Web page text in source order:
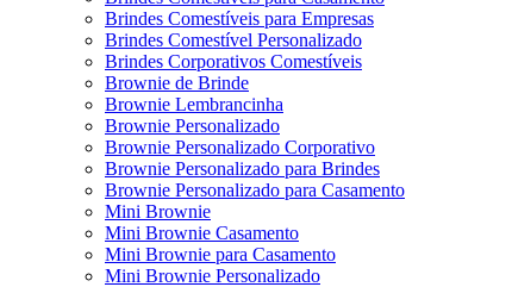
Brindes Comestíveis para Empresas
Brindes Comestível Personalizado
Brindes Corporativos Comestíveis
Brownie de Brinde
Brownie Lembrancinha
Brownie Personalizado
Brownie Personalizado Corporativo
Brownie Personalizado para Brindes
Brownie Personalizado para Casamento
Mini Brownie
Mini Brownie Casamento
Mini Brownie para Casamento
Mini Brownie Personalizado